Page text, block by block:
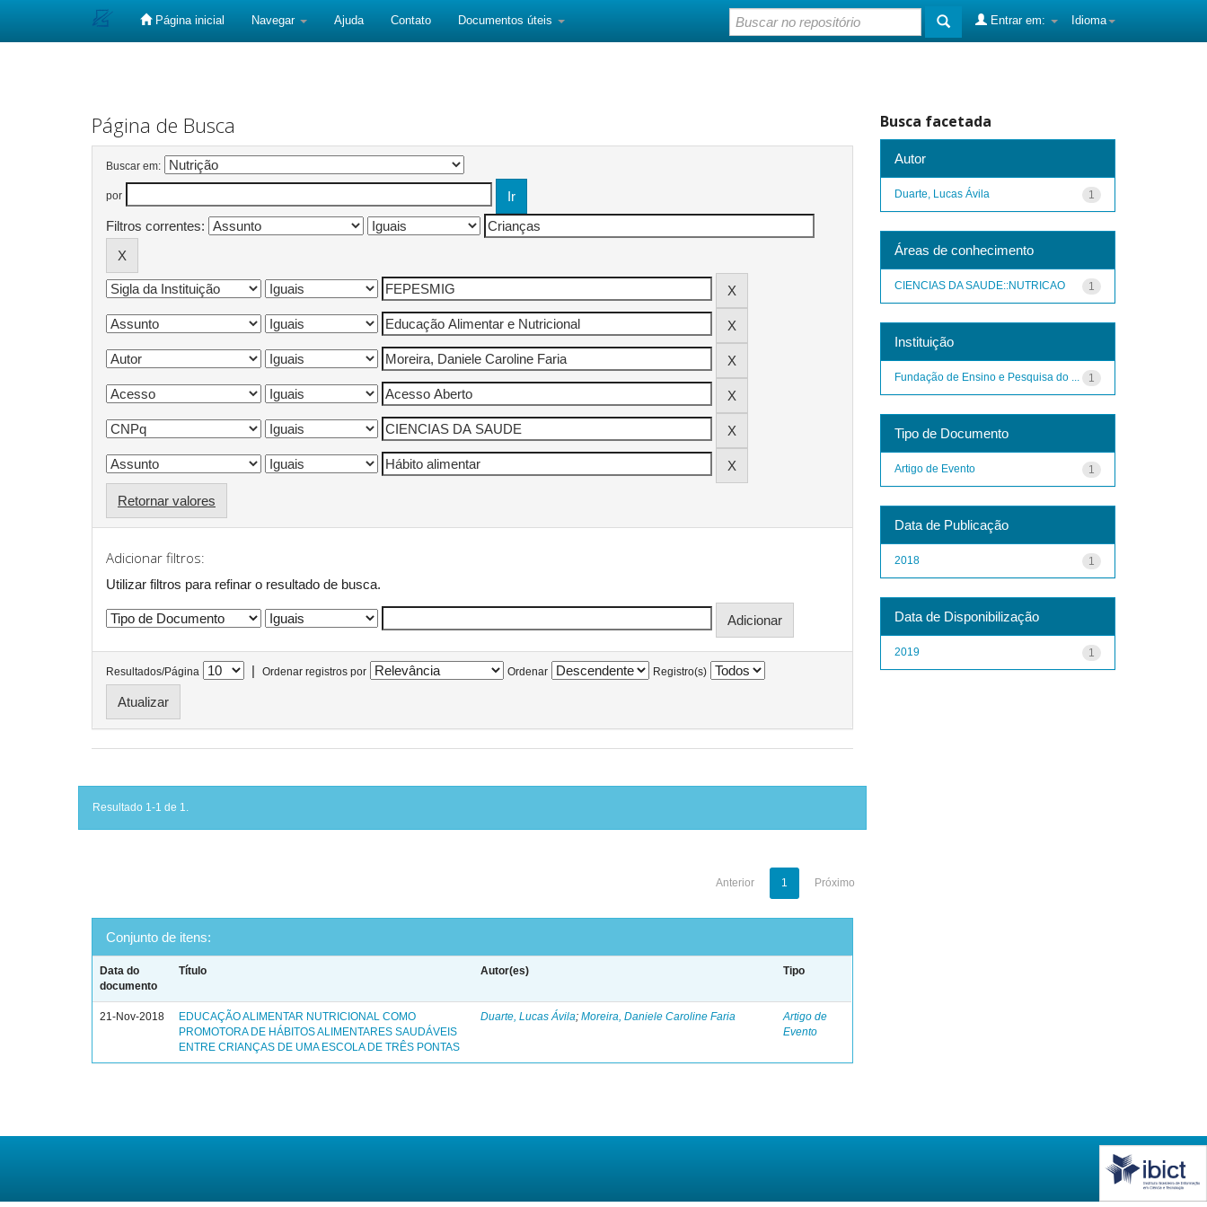
Página inicial Navegar Ajuda Contato Documentos úteis Idioma
Entrar em:
Página de Busca
Buscar em:
por
Filtros correntes:
Retornar valores
Adicionar filtros:
Utilizar filtros para refinar o resultado de busca.
Resultados/Página | Ordenar registros por Ordenar Registro(s)
Resultado 1-1 de 1.
Anterior 1 Próximo
Conjunto de itens:
Data do
documento
Título Autor(es) Tipo
21-Nov-2018
EDUCAÇÃO ALIMENTAR NUTRICIONAL COMO
PROMOTORA DE HÁBITOS ALIMENTARES SAUDÁVEIS
ENTRE CRIANÇAS DE UMA ESCOLA DE TRÊS PONTAS
Duarte, Lucas Ávila;Moreira, Daniele Caroline Faria
Artigo de
Evento
Busca facetada
Autor
1
Duarte, Lucas Ávila
Áreas de conhecimento
1
CIENCIAS DA SAUDE::NUTRICAO
Instituição
1
Fundação de Ensino e Pesquisa do ...
Tipo de Documento
1
Artigo de Evento
Data de Publicação
1
2018
Data de Disponibilização
1
2019